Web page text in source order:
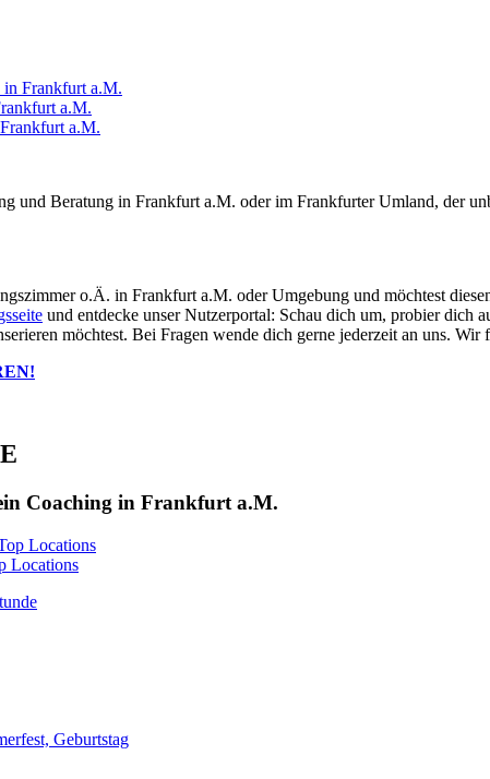
Frankfurt a.M.
a.M.
a.M.
und Beratung in Frankfurt a.M. oder im Frankfurter Umland, der
o.Ä. in Frankfurt a.M. oder Umgebung und möchtest
und entdecke unser Nutzerportal: Schau dich um, probier dich
möchtest. Bei Fragen wende dich gerne jederzeit an uns. Wir
Coaching in Frankfurt a.M.
Locations
Geburtstag